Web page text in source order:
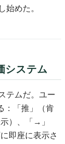
始めた。
システム
テムだ。ユー
：「推」（肯
）、「→」
即座に表示さ